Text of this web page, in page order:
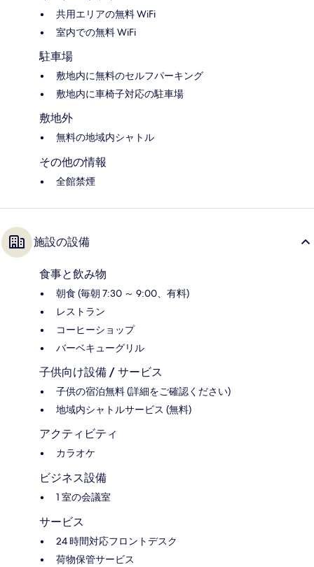
共用エリアの無料 WiFi
室内での無料 WiFi
駐車場
敷地内に無料のセルフパーキング
敷地内に車椅子対応の駐車場
敷地外
無料の地域内シャトル
その他の情報
全館禁煙
施設の設備
食事と飲み物
朝食 (毎朝 7:30 ～ 9:00、有料)
レストラン
コーヒーショップ
バーベキューグリル
子供向け設備 / サービス
子供の宿泊無料 (詳細をご確認ください)
地域内シャトルサービス (無料)
アクティビティ
カラオケ
ビジネス設備
1 室の会議室
サービス
24 時間対応フロントデスク
荷物保管サービス